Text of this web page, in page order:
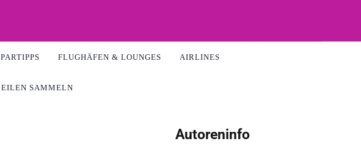
FLUGHÄFEN & LOUNGES AIRLINES
SAMMELN
Autoreninfo